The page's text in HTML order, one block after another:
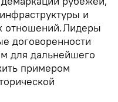
и
отношений.Лидеры
договоренности
для дальнейшего
примером